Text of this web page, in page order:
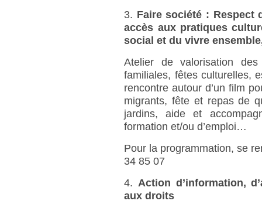
3. Faire société : Respect
accès aux pratiques
social et du vivre
Atelier de valorisation
familiales, fêtes culturelles,
rencontre autour d’un film
migrants, fête et repas de
jardins, aide et
formation et/ou d’emploi…
Pour la programmation, se
34 85 07
4. Action d’information,
aux droits